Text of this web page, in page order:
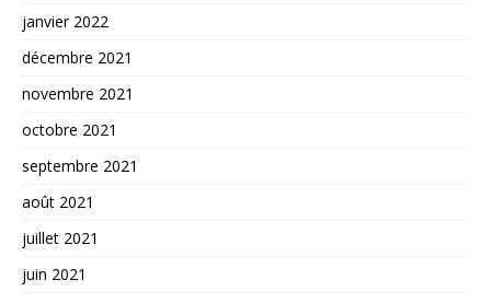
janvier 2022
décembre 2021
novembre 2021
octobre 2021
septembre 2021
août 2021
juillet 2021
juin 2021